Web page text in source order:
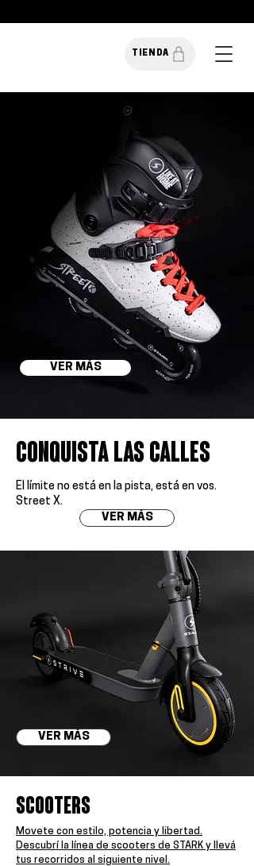
TIENDA
VER MÁS
conquista las calles
El límite no está en la pista, está en vos.
Street X.
VER MÁS
VER MÁS
scooters
Movete con estilo, potencia y libertad.
Descubrí la línea de scooters de STARK y llevá
tus recorridos al siguiente nivel.